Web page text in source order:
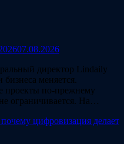
07.08.2026
директор Lindaily
меняется.
проекты по-прежнему
ограничивается. На…